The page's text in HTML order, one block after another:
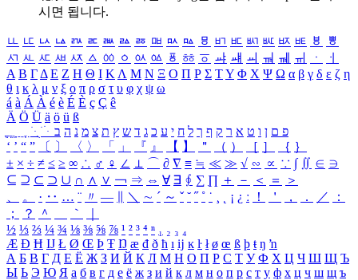
시면 됩니다.
ㅥ ㅦ ㅧ ㅨ ㅩ ㅪ ㅫ ㅬ ㅭ ㅮ ㅯ ㅰ ㅱ ㅲ ㅳ ㅴ ㅵ ㅶ ㅷ ㅸ
ㅹ
ㅺ ㅻ ㅼ ㅽ ㅾ ㅿ ㆀ ㆁ ㆂ ㆃ ㆄ ㆅ ㆆ ㆇ ㆈ ㆉ ㆊ ㆋ ㆌ ㆍ
ㆎ
Α Β ΓΔ Ε Ζ Η Θ Ι ΚΛ Μ Ν Ξ Ο Π Ρ Σ ΤΥ Φ Χ Ψ Ω α β γ δ ε ζ η
θ ι κ λ μ ν ξ ο π ρ σ τ υ φ χ ψ ω
á à Á À é è É È ç Ç ê
Ä Ö Ü ä ö ü ß
ִֶֹ ֻּ ׁׂ פ ם ן ו ט א ר ק ף ך ל ח י ע כ ג ד ש ץ ת צ מ נ ה ב
‘ ’ “ ” 〔 〕 〈 〉 「 」 『 』 【 】 ＂ （ ） ［ ］ ｛ ｝
± × ÷ ≠ ≤ ≥ ∞ ∴ ♂ ♀ ∠ ⊥ ⌒ ∂ ∇ ≡ ≒ ≪ ≫ √ ∽ ∝ ∵ ∫ ∬ ∈ ∋
⊆ ⊇ ⊂ ⊃ ∪ ∩ ∧ ∨ ￢ ⇒ ⇔ ∀ ∃ ∮ ∑ ∏ ＋ － ＜ ＝
＞
、
。 · ‥ … ¨ 〃 ― ＼ ∼ ´ ～ ˇ ˘ ˝ ˚ ˙ ¸ ¡ ¿ ː ！ ＇ ， ． ／
：
；
？ ＾ ｀
½ ⅓ ⅔ ¼ ¾ ⅛ ⅜ ⅝ ⅞ ¹ ² ³ ⁴ ⁿ ₁ ₂ ₃ ₄
Æ Ð Ħ Ĳ Ł Ø Œ Þ Ŧ Ŋ æ đ ð ħ ı ĳ ĸ ŀ ł ø œ ß þ ŧ ŋ ŉ
А Б В Г Д Е Ё Ж З И Й К Л М Н О П Р С Т У Ф Х Ц Ч Ш Щ Ъ
Ы Ь Э Ю Я а б в г д е ё ж з и й к л м н о п р с т у ф х ц ч ш щ ъ